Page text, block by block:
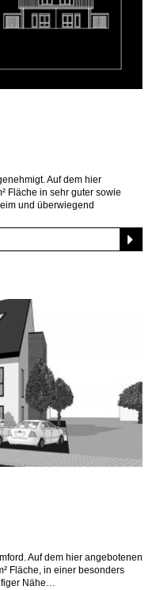
Auf dem hier
Fläche in sehr guter sowie
und überwiegend
Auf dem hier angebotenen
Fläche, in einer besonders
Nähe